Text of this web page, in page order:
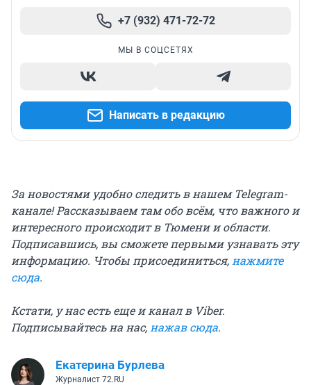
+7 (932) 471-72-72
МЫ В СОЦСЕТЯХ
Написать в редакцию
За новостями удобно следить в нашем Telegram-
канале! Рассказываем там обо всём, что важного и
интересного происходит в Тюмени и области.
Подписавшись, вы сможете первыми узнавать эту
информацию. Чтобы присоединиться, нажмите
сюда.
Кстати, у нас есть еще и канал в Viber.
Подписывайтесь на нас, нажав сюда.
Екатерина Бурлева
Журналист 72.RU